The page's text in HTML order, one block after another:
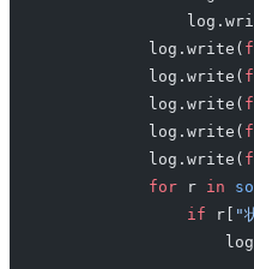
            log.write(
f
            log.write(
f
            log.write(
f
            log.write(
f
            log.write(
f
            for
r in
                if
r[ "